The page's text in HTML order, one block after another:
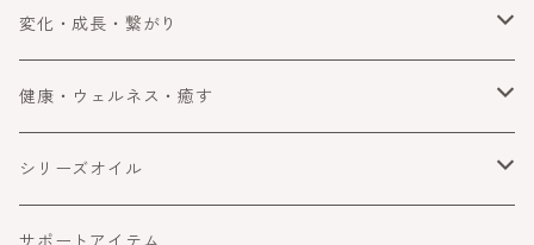
浄化
手放す
守る・ブロック
障害をよける・乗り越える
変化・成長・繋がり
自分を変える・変化
コミュニケーション
健康・ウェルネス・癒す
健康・ウェルネス
癒す
シリーズオイル
喜びと幸運